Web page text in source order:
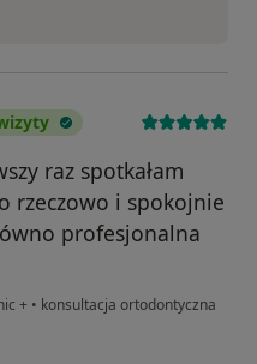
raz spotkałam
rzeczowo i spokojnie
profesjonalna
+ • konsultacja ortodontyczna